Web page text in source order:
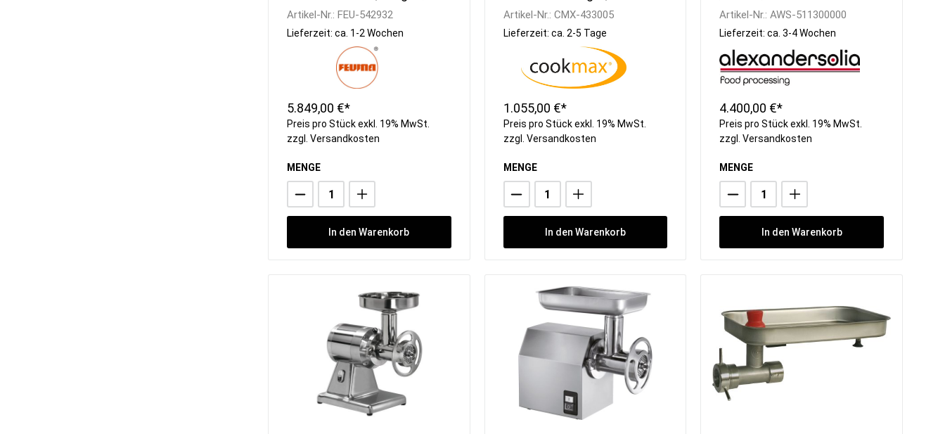
4 mm Endlochscheibe
Artikel-Nr.: FEU-542932
Lieferzeit: ca. 1-2 Wochen
5.849,00 €*
Preis pro Stück exkl. 19% MwSt.
zzgl. Versandkosten
MENGE
In den Warenkorb
Artikel-Nr.: CMX-433005
Lieferzeit: ca. 2-5 Tage
1.055,00 €*
Preis pro Stück exkl. 19% MwSt.
zzgl. Versandkosten
MENGE
In den Warenkorb
Artikel-Nr.:AWS-511300000
Lieferzeit: ca. 3-4 Wochen
4.400,00 €*
Preis pro Stück exkl. 19% MwSt.
zzgl.Versandkosten
MENGE
In den Warenkorb